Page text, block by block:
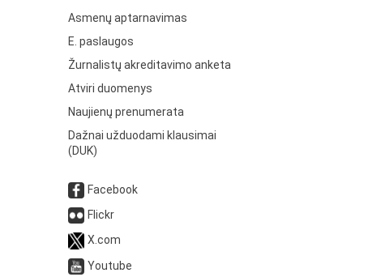
Asmenų aptarnavimas
E. paslaugos
Žurnalistų akreditavimo anketa
Atviri duomenys
Naujienų prenumerata
Dažnai užduodami klausimai
(DUK)
Facebook
Flickr
X.com
Youtube